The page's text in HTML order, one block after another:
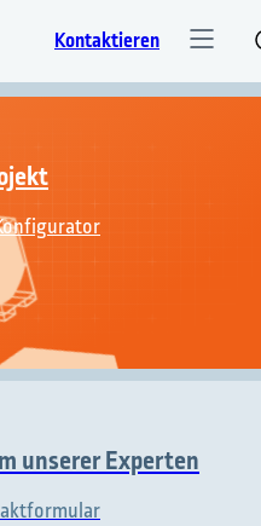
Kontaktieren
unserer Experten